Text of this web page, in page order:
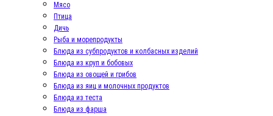
Мясо
Птица
Дичь
Рыба и морепродукты
Блюда из субпродуктов и колбасных изделий
Блюда из круп и бобовых
Блюда из овощей и грибов
Блюда из яиц и молочных продуктов
Блюда из теста
Блюда из фарша